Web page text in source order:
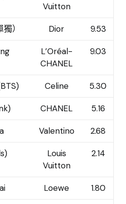
Vuitton
） Dior 9.53
L’Oréal-
CHANEL
9.03
Celine 5.30
CHANEL 5.16
Valentino 2.68
Louis
Vuitton
2.14
Loewe 1.80